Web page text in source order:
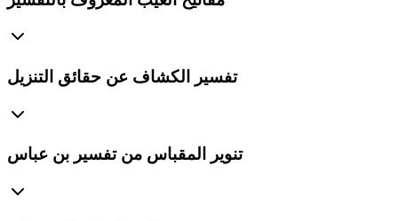
تفسير الكشاف عن حقائق التنزيل
تنوير المقباس من تفسير بن عباس